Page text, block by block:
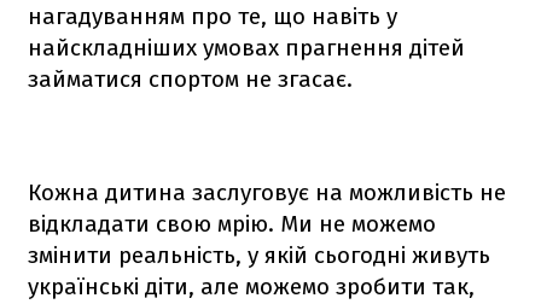
нагадуванням про те, що навіть у
найскладніших умовах прагнення дітей
займатися спортом не згасає.
Кожна дитина заслуговує на можливість не
відкладати свою мрію. Ми не можемо
змінити реальність, у якій сьогодні живуть
українські діти, але можемо зробити так,